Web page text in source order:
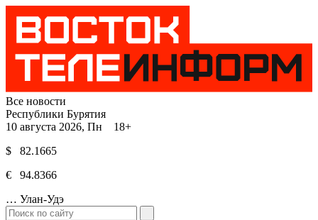
Все новости
Республики Бурятия
10 августа 2026, Пн 18+
$ 82.1665
€ 94.8366
… Улан-Удэ